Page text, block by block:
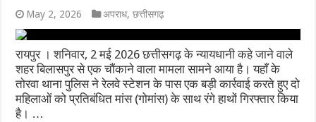
May 2, 2026 अपराध,छत्तीसगढ़
रायपुर । शनिवार, 2 मई 2026 छत्तीसगढ़ के न्यायधानी कहे जाने वाले
शहर बिलासपुर से एक चौंकाने वाला मामला सामने आया है। यहाँ के
तोरवा थाना पुलिस ने रेलवे स्टेशन के पास एक बड़ी कार्रवाई करते हुए दो
महिलाओं को प्रतिबंधित मांस (गोमांस) के साथ रंगे हाथों गिरफ्तार किया
है। …